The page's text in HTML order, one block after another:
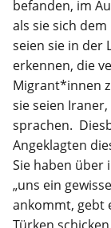
befanden, im
als sie sich
seien sie in der
erkennen, die
Migrant*innen
sie seien
sprachen.
Angeklagten
Sie haben über
„uns ein
ankommt, gebt